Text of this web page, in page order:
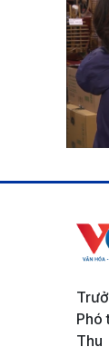
Phó
Thu